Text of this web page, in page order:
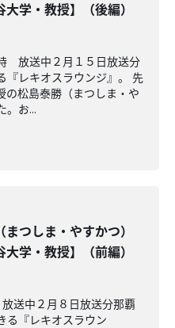
大学・教授】（後編）
放送中２月１５日放送分
『レキオスラウンジ』。 先
の松島泰勝（まつしま・や
。お...
つしま・やすかつ）
大学・教授】（前編）
送中２月８日放送分那覇
る『レキオスラウン